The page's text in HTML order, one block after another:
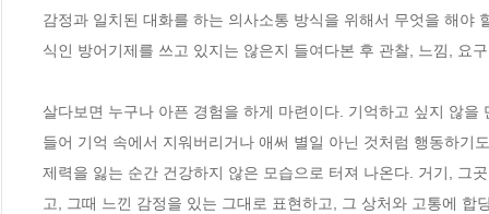
감정과 일치된 대화를 하는 의사소통 방식을 위해서 무엇을 해야
식인 방어기제를 쓰고 있지는 않은지 들여다본 후 관찰, 느낌,
살다보면 누구나 아픈 경험을 하게 마련이다. 기억하고 싶지 않
들어 기억 속에서 지워버리거나 애써 별일 아닌 것처럼 행동하기
제력을 잃는 순간 건강하지 않은 모습으로 터져 나온다. 거기, 그
고, 그때 느낀 감정을 있는 그대로 표현하고, 그 상처와 고통에 합